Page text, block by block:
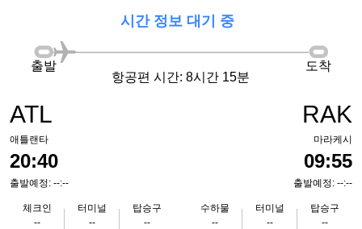
시간 정보 대기 중
ATL
애틀랜타
20:40
출발예정: --:--
체크인
--
터미널
--
탑승구
--
출발
항공편 시간: 8시간 15분
도착
RAK
마라케시
09:55
출발예정: --:--
수하물
--
터미널
--
탑승구
--